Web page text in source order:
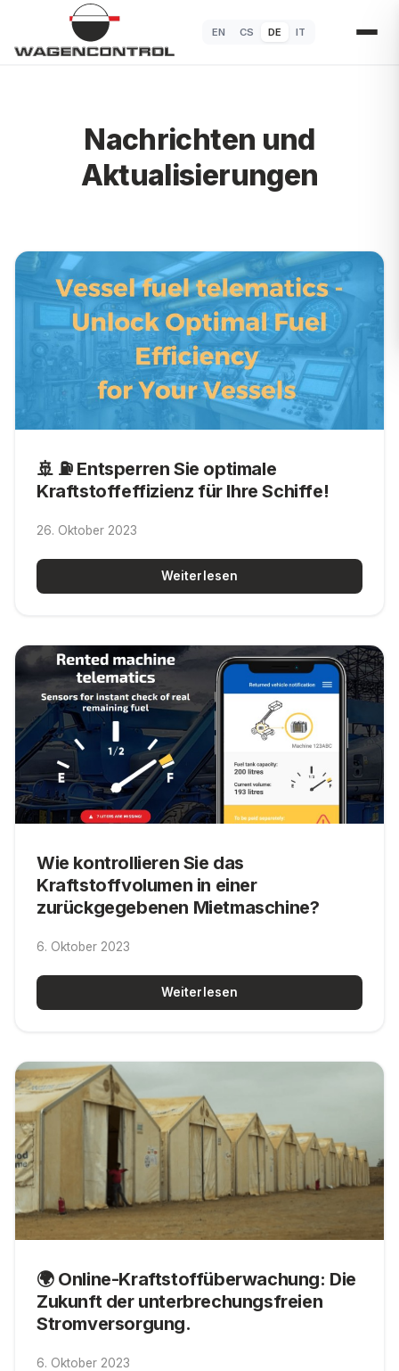
EN CS DE IT
Nachrichten und
Aktualisierungen
🚢 ⛽ Entsperren Sie optimale
Kraftstoffeffizienz für Ihre Schiffe!
26. Oktober 2023
Weiterlesen
Wie kontrollieren Sie das
Kraftstoffvolumen in einer
zurückgegebenen Mietmaschine?
6. Oktober 2023
Weiterlesen
🌍 Online-Kraftstoffüberwachung: Die
Zukunft der unterbrechungsfreien
Stromversorgung.
6. Oktober 2023